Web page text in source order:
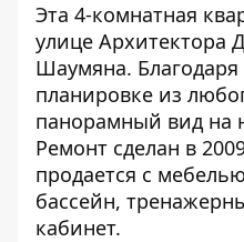
Эта 4-комнатная
улице Архитектора
Шаумяна.
планировке из
панорамный вид на
Ремонт сделан в
продается с
бассейн,
кабинет.